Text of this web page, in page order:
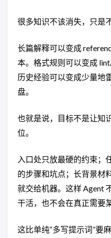
很多知识不该消失，只是
长篇解释可以变成
本。格式规则可以变成
历史经验可以变成少量地
盘。
也就是说，目标不是让知
位。
入口处只放最硬的约束；
的步骤和坑点；长背景材
就交给机器。这样 Agent
干活，也不会在真正需要
这比单纯“多写提示词”要